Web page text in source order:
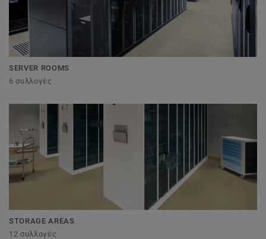
SERVER ROOMS
6 συλλογές
STORAGE AREAS
12 συλλογές